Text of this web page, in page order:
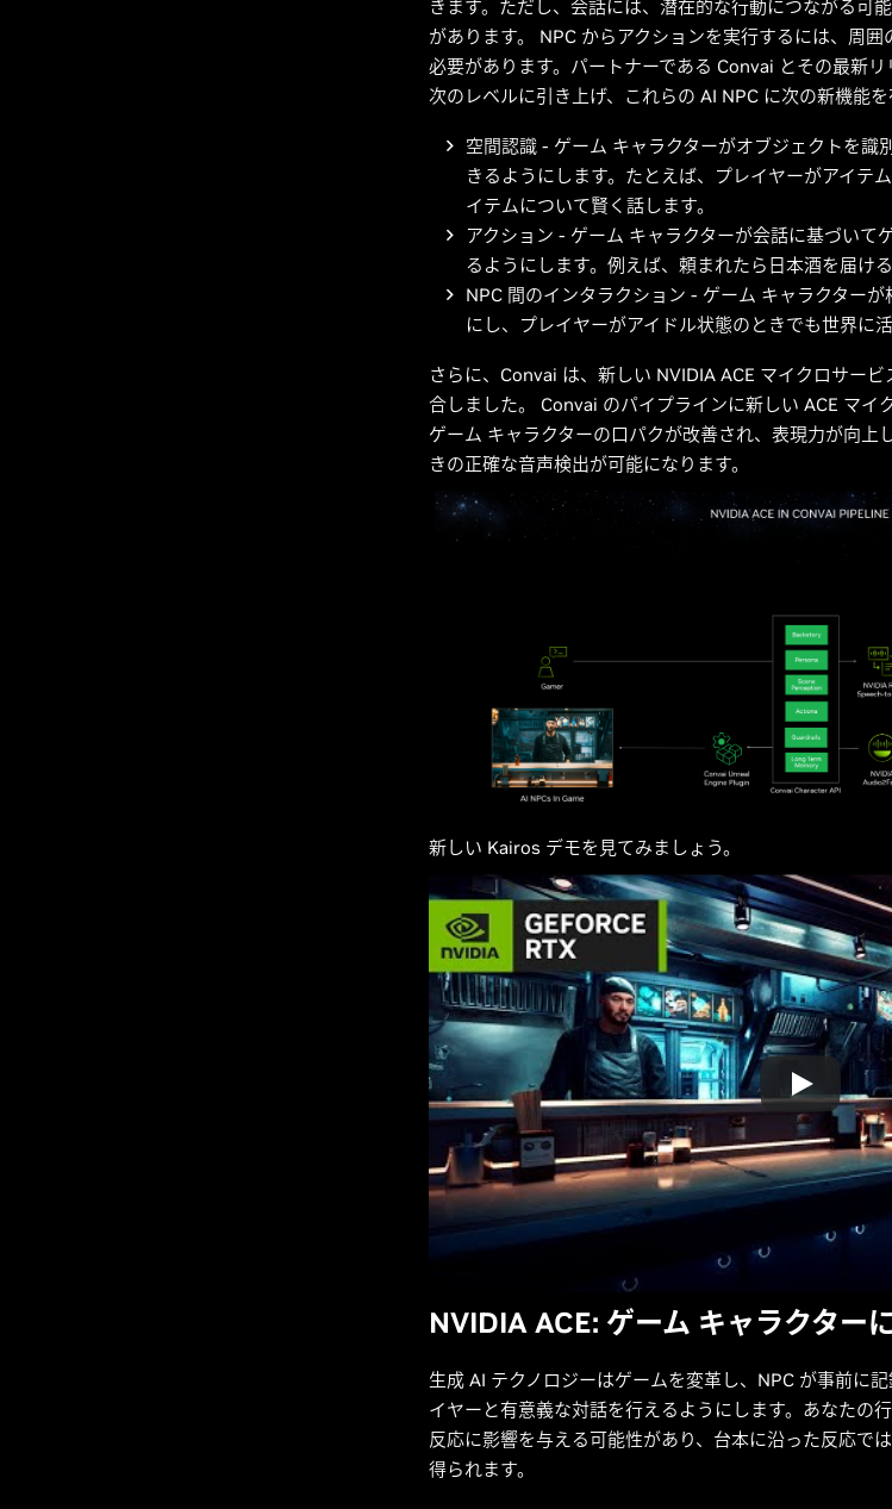
きます。ただし、会話には、潜在的な行動につながる可
があります。 NPC からアクションを実行するには、周
必要があります。パートナーである Convai とその最新
次のレベルに引き上げ、これらの AI NPC に次の新機能を
空間認識 - ゲーム キャラクターがオブジェクトを識
きるようにします。たとえば、プレイヤーがアイテ
イテムについて賢く話します。
アクション - ゲーム キャラクターが会話に基づいて
るようにします。例えば、頼まれたら日本酒を届ける
NPC 間のインタラクション - ゲーム キャラクター
にし、プレイヤーがアイドル状態のときでも世界に
さらに、Convai は、新しい NVIDIA ACE マイクロサー
合しました。 Convai のパイプラインに新しい ACE マイ
ゲーム キャラクターの口パクが改善され、表現力が向上
きの正確な音声検出が可能になります。
新しい Kairos デモを見てみましょう。
NVIDIA ACE: ゲーム キャラクター
生成 AI テクノロジーはゲームを変革し、NPC が事前に
イヤーと有意義な対話を行えるようにします。あなたの
反応に影響を与える可能性があり、台本に沿った反応で
得られます。